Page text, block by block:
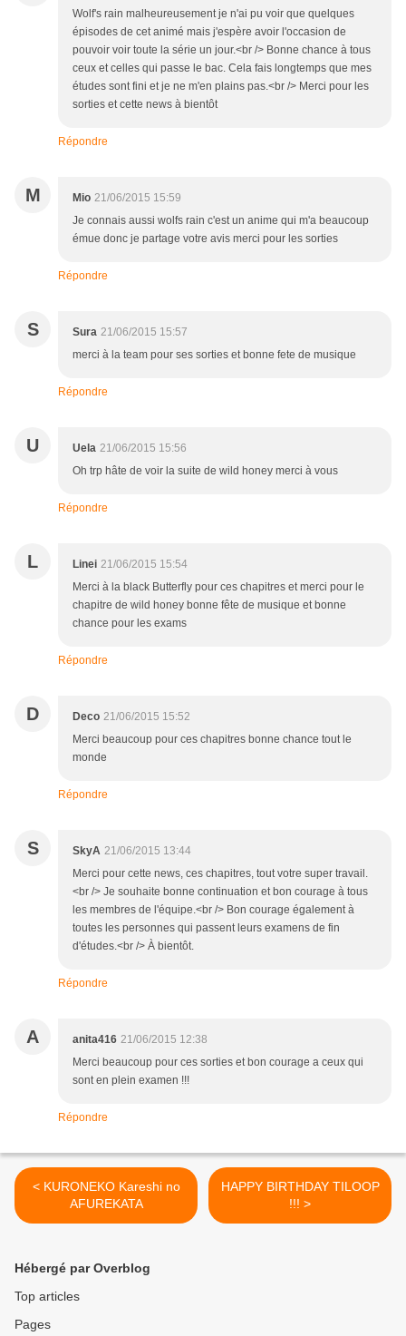
Wolf's rain malheureusement je n'ai pu voir que quelques
épisodes de cet animé mais j'espère avoir l'occasion de
pouvoir voir toute la série un jour.<br /> Bonne chance à tous
ceux et celles qui passe le bac. Cela fais longtemps que mes
études sont fini et je ne m'en plains pas.<br /> Merci pour les
sorties et cette news à bientôt
Répondre
M Mio 21/06/2015 15:59
Je connais aussi wolfs rain c'est un anime qui m'a beaucoup
émue donc je partage votre avis merci pour les sorties
Répondre
S Sura 21/06/2015 15:57
merci à la team pour ses sorties et bonne fete de musique
Répondre
U Uela 21/06/2015 15:56
Oh trp hâte de voir la suite de wild honey merci à vous
Répondre
L Linei 21/06/2015 15:54
Merci à la black Butterfly pour ces chapitres et merci pour le
chapitre de wild honey bonne fête de musique et bonne
chance pour les exams
Répondre
D Deco 21/06/2015 15:52
Merci beaucoup pour ces chapitres bonne chance tout le
monde
Répondre
S SkyA 21/06/2015 13:44
Merci pour cette news, ces chapitres, tout votre super travail.
<br /> Je souhaite bonne continuation et bon courage à tous
les membres de l'équipe.<br /> Bon courage également à
toutes les personnes qui passent leurs examens de fin
d'études.<br /> À bientôt.
Répondre
A anita416 21/06/2015 12:38
Merci beaucoup pour ces sorties et bon courage a ceux qui
sont en plein examen !!!
Répondre
< KURONEKO Kareshi no
AFUREKATA
HAPPY BIRTHDAY TILOOP
!!! >
Hébergé par Overblog
Top articles
Pages